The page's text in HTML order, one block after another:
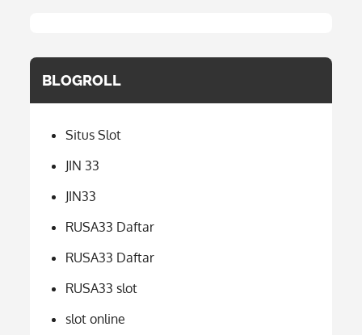
BLOGROLL
Situs Slot
JIN 33
JIN33
RUSA33 Daftar
RUSA33 Daftar
RUSA33 slot
slot online